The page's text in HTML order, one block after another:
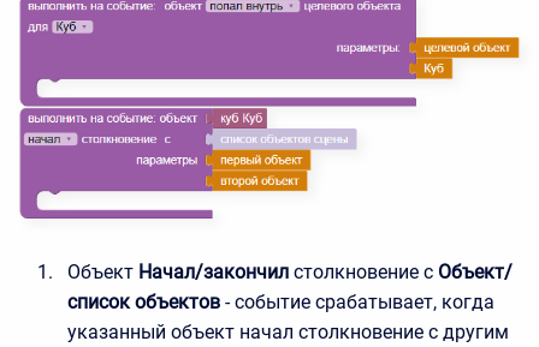
Объект Начал/закончил столкновение с Объект/
список объектов - событие срабатывает, когда
указанный объект начал столкновение с другим